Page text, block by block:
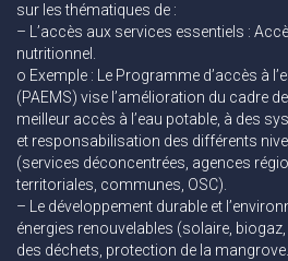
sur les thématiques de :
– L’accès aux services essentiels :
nutritionnel.
o Exemple : Le Programme d’accès à
(PAEMS) vise l’amélioration du cadre
meilleur accès à l’eau potable, à des
et responsabilisation des différents
(services déconcentrées, agences
territoriales, communes, OSC).
– Le développement durable et
énergies renouvelables (solaire,
des déchets, protection de la mangrove.